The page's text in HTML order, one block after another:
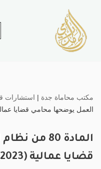
تخطى
إلى
المحتوى
مكتب محاماة جدة | استشارات
العمل يوضحها محامي قضايا عمالية
المادة 80
قضايا عمالية (2023)